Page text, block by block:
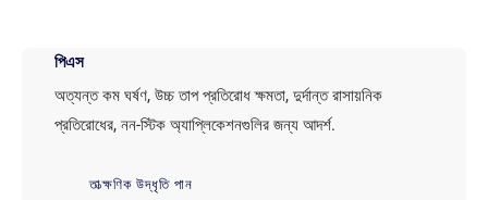
পিএস
অত্যন্ত কম ঘর্ষণ, উচ্চ তাপ প্রতিরোধ ক্ষমতা, দুর্দান্ত রাসায়নিক
প্রতিরোধের, নন-স্টিক অ্যাপ্লিকেশনগুলির জন্য আদর্শ.
তাত্ক্ষণিক উদ্ধৃতি পান